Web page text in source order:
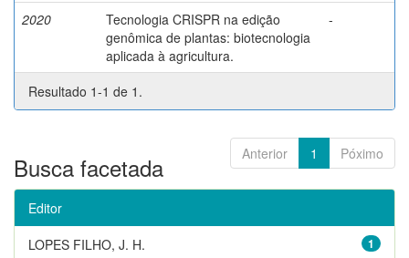
2020
Tecnologia CRISPR na edição
genômica de plantas: biotecnologia
aplicada à agricultura.
-
Resultado 1-1 de 1.
Anterior 1 Póximo
Busca facetada
Editor
1
LOPES FILHO, J. H.